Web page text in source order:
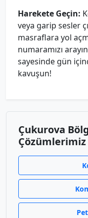
Harekete Geçin:
veya garip sesler
masraflara yol
numaramızı
sayesinde gün
kavuşun!
Çukurova
Çözümlerimiz